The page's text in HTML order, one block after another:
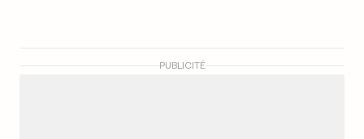
PUBLICITÉ